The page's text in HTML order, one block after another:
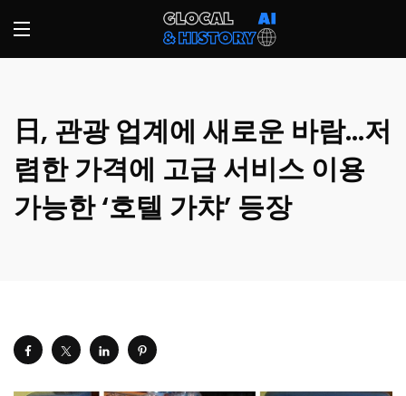
日, 관광 업계에 새로운 바람…저
렴한 가격에 고급 서비스 이용
가능한 ‘호텔 가챠’ 등장